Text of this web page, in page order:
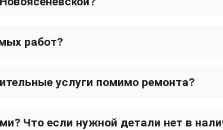
работ?
услуги помимо ремонта?
Что если нужной детали нет в